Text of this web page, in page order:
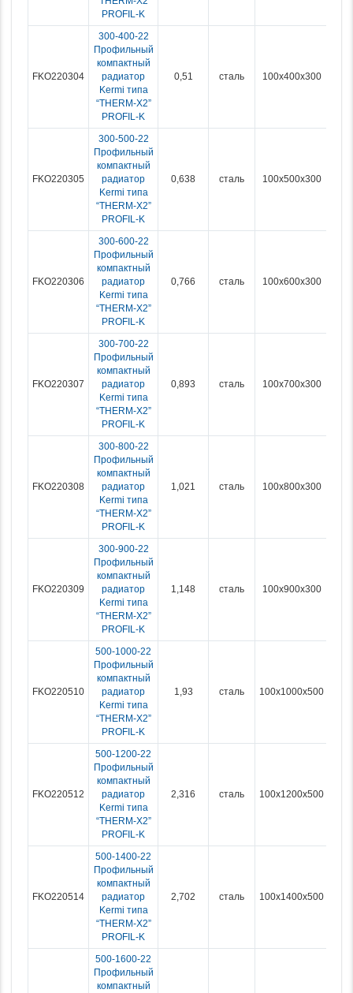
PROFIL-K
FKO220304
300-400-22
Профильный
компактный
радиатор
Kermi типа
“THERM-X2”
PROFIL-K
0,51 сталь 100x400x300
FKO220305
300-500-22
Профильный
компактный
радиатор
Kermi типа
“THERM-X2”
PROFIL-K
0,638 сталь 100x500x300
FKO220306
300-600-22
Профильный
компактный
радиатор
Kermi типа
“THERM-X2”
PROFIL-K
0,766 сталь 100x600x300
FKO220307
300-700-22
Профильный
компактный
радиатор
Kermi типа
“THERM-X2”
PROFIL-K
0,893 сталь 100x700x300
FKO220308
300-800-22
Профильный
компактный
радиатор
Kermi типа
“THERM-X2”
PROFIL-K
1,021 сталь 100x800x300
FKO220309
300-900-22
Профильный
компактный
радиатор
Kermi типа
“THERM-X2”
PROFIL-K
1,148 сталь 100x900x300
FKO220510
500-1000-22
Профильный
компактный
радиатор
Kermi типа
“THERM-X2”
PROFIL-K
1,93 сталь 100x1000x500
FKO220512
500-1200-22
Профильный
компактный
радиатор
Kermi типа
“THERM-X2”
PROFIL-K
2,316 сталь 100x1200x500
FKO220514
500-1400-22
Профильный
компактный
радиатор
Kermi типа
“THERM-X2”
PROFIL-K
2,702 сталь 100x1400x500
500-1600-22
Профильный
компактный